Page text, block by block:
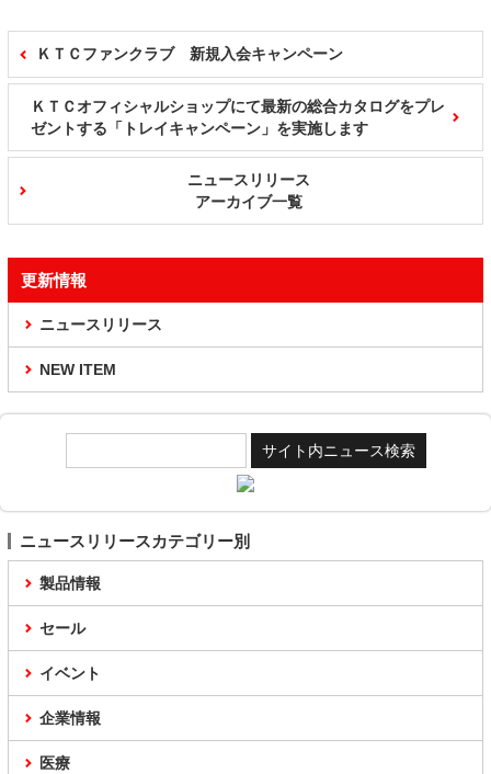
ＫＴＣファンクラブ 新規入会キャンペーン
ニュースリリース
アーカイブ一覧
ＫＴＣオフィシャルショップにて最新の総合カタログをプレ
ゼントする「トレイキャンペーン」を実施します
更新情報
ニュースリリース
NEW ITEM
ニュースリリースカテゴリー別
製品情報
セール
イベント
企業情報
医療